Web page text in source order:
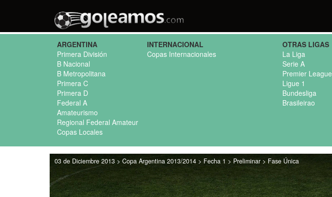
ARGENTINA
Primera División
B Nacional
B Metropolitana
Primera C
Primera D
Federal A
Amateurismo
Regional Federal Amateur
Copas Locales
INTERNACIONAL
Copas Internacionales
OTRAS LIGAS
La Liga
Serie A
Premier League
Ligue 1
Bundesliga
Brasileirao
03 de Diciembre 2013 > Copa Argentina 2013/2014 > Fecha 1 > Preliminar > Fase Única